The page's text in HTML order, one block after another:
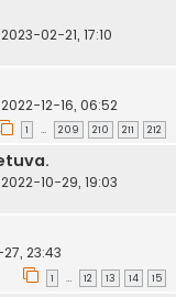
2023-02-21, 17:10
2022-12-16, 06:52
1 … 209 210 211 212
2022-10-29, 19:03
23:43
1 … 12 13 14 15